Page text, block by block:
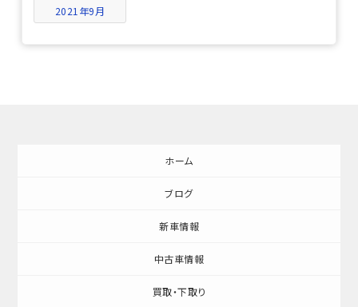
2021年9月
ホーム
ブログ
新車情報
中古車情報
買取・下取り